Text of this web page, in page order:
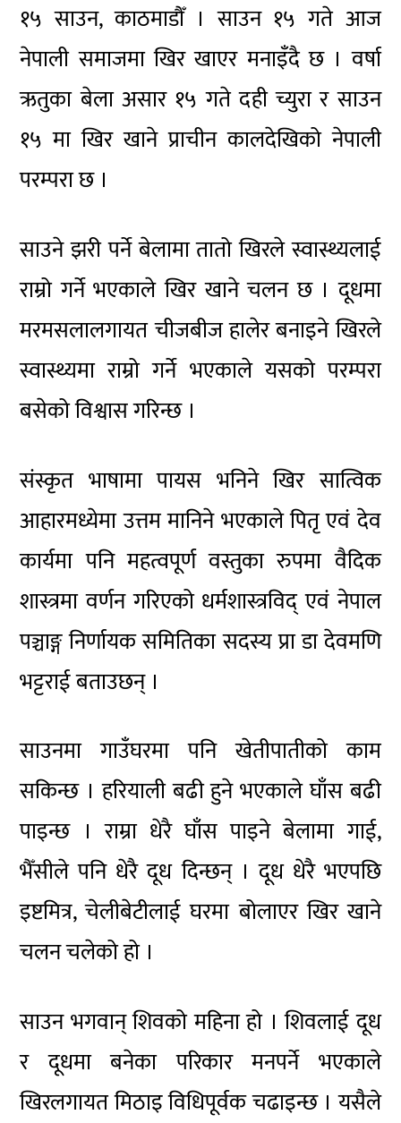
१५ साउन, काठमाडौँ । साउन १५ गते आज
नेपाली समाजमा खिर खाएर मनाइँदै छ । वर्षा
ऋतुका बेला असार १५ गते दही च्युरा र साउन
१५ मा खिर खाने प्राचीन कालदेखिको नेपाली
परम्परा छ ।
साउने झरी पर्ने बेलामा तातो खिरले स्वास्थ्यलाई
राम्रो गर्ने भएकाले खिर खाने चलन छ । दूधमा
मरमसलालगायत चीजबीज हालेर बनाइने खिरले
स्वास्थ्यमा राम्रो गर्ने भएकाले यसको परम्परा
बसेको विश्वास गरिन्छ ।
संस्कृत भाषामा पायस भनिने खिर सात्विक
आहारमध्येमा उत्तम मानिने भएकाले पितृ एवं देव
कार्यमा पनि महत्वपूर्ण वस्तुका रुपमा वैदिक
शास्त्रमा वर्णन गरिएको धर्मशास्त्रविद् एवं नेपाल
पञ्चाङ्ग निर्णायक समितिका सदस्य प्रा डा देवमणि
भट्टराई बताउछन् ।
साउनमा गाउँघरमा पनि खेतीपातीको काम
सकिन्छ । हरियाली बढी हुने भएकाले घाँस बढी
पाइन्छ । राम्रा धेरै घाँस पाइने बेलामा गाई,
भैँसीले पनि धेरै दूध दिन्छन् । दूध धेरै भएपछि
इष्टमित्र, चेलीबेटीलाई घरमा बोलाएर खिर खाने
चलन चलेको हो ।
साउन भगवान् शिवको महिना हो । शिवलाई दूध
र दूधमा बनेका परिकार मनपर्ने भएकाले
खिरलगायत मिठाइ विधिपूर्वक चढाइन्छ । यसैले